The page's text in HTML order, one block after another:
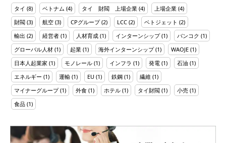
タイ (8) ベトナム (4) タイ 財閥 上場企業 (4) 上場企業 (4)
財閥 (3) 航空 (3) CPグループ(2) LCC (2) ベトジェット (2)
輸出 (2) 経営者 (1) 人材育成 (1) インターンシップ(1) バンコク (1)
グローバル人材 (1) 起業 (1) 海外インターンシップ(1) WAOJE (1)
日本人起業家 (1) モノレール (1) インフラ (1) 発電 (1) 石油 (1)
エネルギー (1) 運輸 (1) EU (1) 鉄鋼 (1) 繊維 (1)
マイナーグループ(1) 外食 (1) ホテル (1) タイ財閥 (1) 小売 (1)
食品 (1)